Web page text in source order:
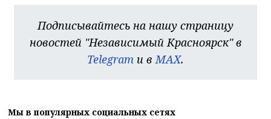
Подписывайтесь на нашу страницу
новостей "Независимый Красноярск" в
Telegram и вMAX.
Мы в популярных социальных сетях